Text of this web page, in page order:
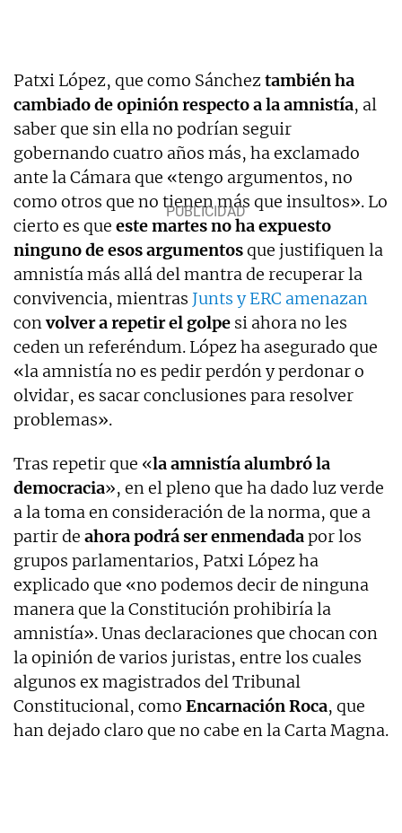
Patxi López, que como Sáncheztambién ha
cambiado de opinión respecto a la amnistía, al
saber que sin ella no podrían seguir
gobernando cuatro años más, ha exclamado
ante la Cámara que «tengo argumentos, no
como otros que no tienen más que insultos». Lo
cierto es que este martes no ha expuesto
ninguno de esos argumentosque justifiquen la
amnistía más allá del mantra de recuperar la
convivencia, mientras Junts y ERC amenazan
convolver a repetir el golpe si ahora no les
ceden un referéndum. López ha asegurado que
«la amnistía no es pedir perdón y perdonar o
olvidar, es sacar conclusiones para resolver
problemas».
Tras repetir que «la amnistía alumbró la
democracia», en el pleno que ha dado luz verde
a la toma en consideración de la norma, que a
partir de ahora podrá ser enmendadapor los
grupos parlamentarios, Patxi López ha
explicado que «no podemos decir de ninguna
manera que la Constitución prohibiría la
amnistía». Unas declaraciones que chocan con
la opinión de varios juristas, entre los cuales
algunos ex magistrados del Tribunal
Constitucional, como Encarnación Roca, que
han dejado claro que no cabe en la Carta Magna.